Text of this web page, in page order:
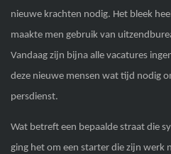
nieuwe krachten nodig. Het bleek
maakte men gebruik van
Vandaag zijn bijna alle vacatures
deze nieuwe mensen wat tijd nodig
persdienst.
Wat betreft een bepaalde straat die
ging het om een starter die zijn werk